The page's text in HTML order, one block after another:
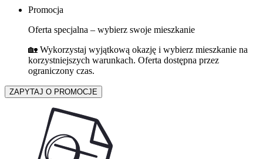
Promocja
Oferta specjalna – wybierz swoje mieszkanie
🏡 Wykorzystaj wyjątkową okazję i wybierz mieszkanie na
korzystniejszych warunkach. Oferta dostępna przez
ograniczony czas.
ZAPYTAJ O PROMOCJE